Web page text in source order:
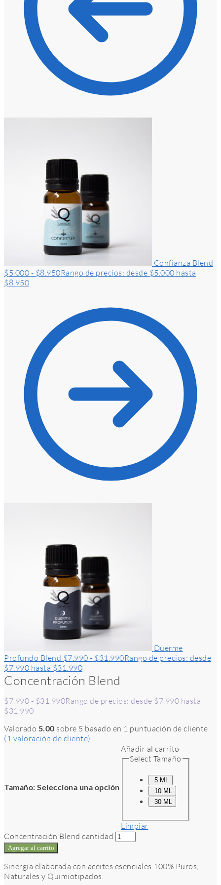
Confianza Blend
$5.000 - $8.950Rango de precios: desde $5.000 hasta
$8.950
Duerme
Profundo Blend $7.990 - $31.990Rango de precios: desde
$7.990 hasta $31.990
Concentración Blend
$7.990 - $31.990Rango de precios: desde $7.990 hasta
$31.990
Valorado 5.00 sobre 5 basado en 1 puntuación de cliente
( 1 valoración de cliente)
Tamaño: Selecciona una opción
Añadir al carrito
Select Tamaño
5 ML
10 ML
30 ML
Limpiar
Concentración Blend cantidad
Agregar al carrito
Sinergia elaborada con aceites esenciales 100% Puros,
Naturales y Quimiotipados.